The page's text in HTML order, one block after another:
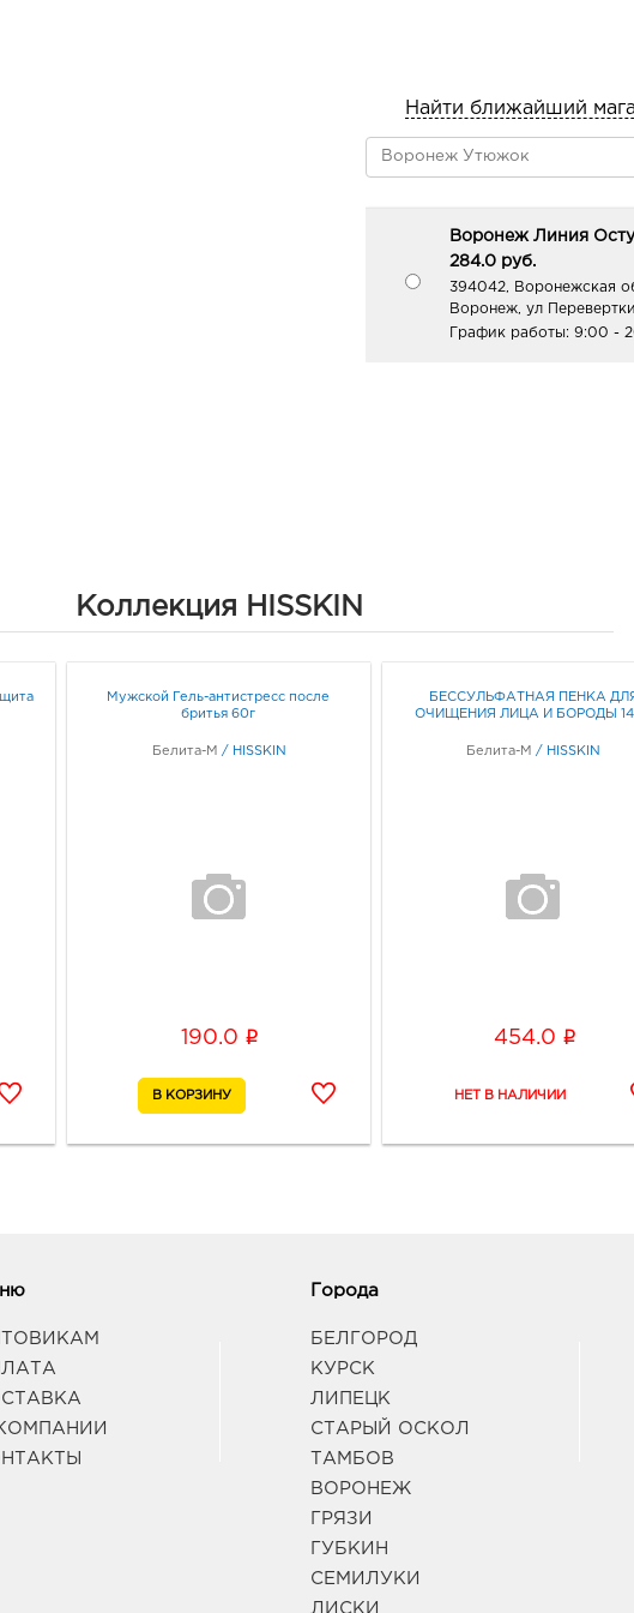
Найти ближайший
Воронеж Линия
284.0 руб.
394042, Воронежская
Воронеж, ул
График работы: 9:00 -
Коллекция HISSKIN
Мужской Гель-антистресс после
бритья 60г
Белита-М / HISSKIN
190.0 i
БЕССУЛЬФАТНАЯ ПЕНКА
ОЧИЩЕНИЯ ЛИЦА И БОРОДЫ
Белита-М / HISSKIN
454.0 i
Города
БЕЛГОРОД
КУРСК
ЛИПЕЦК
СТАРЫЙ ОСКОЛ
ТАМБОВ
ВОРОНЕЖ
ГРЯЗИ
ГУБКИН
СЕМИЛУКИ
ЛИСКИ